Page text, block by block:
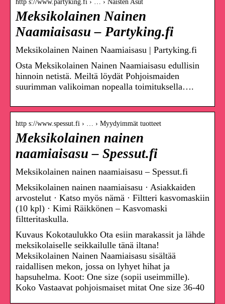
http s://www.partyking.fi › … › Naisten Asut
Meksikolainen Nainen
Naamiaisasu – Partyking.fi
Meksikolainen Nainen Naamiaisasu | Partyking.fi
Osta Meksikolainen Nainen Naamiaisasu edullisin
hinnoin netistä. Meiltä löydät Pohjoismaiden
suurimman valikoiman nopealla toimituksella….
http s://www.spessut.fi › … › Myydyimmät tuotteet
Meksikolainen nainen
naamiaisasu – Spessut.fi
Meksikolainen nainen naamiaisasu – Spessut.fi
Meksikolainen nainen naamiaisasu · Asiakkaiden
arvostelut · Katso myös nämä · Filtteri kasvomaskiin
(10 kpl) · Kimi Räikkönen – Kasvomaski
filtteritaskulla.
Kuvaus Kokotaulukko Ota esiin marakassit ja lähde
meksikolaiselle seikkailulle tänä iltana!
Meksikolainen Nainen Naamiaisasu sisältää
raidallisen mekon, jossa on lyhyet hihat ja
hapsuhelma. Koot: One size (sopii useimmille).
Koko Vastaavat pohjoismaiset mitat One size 36-40